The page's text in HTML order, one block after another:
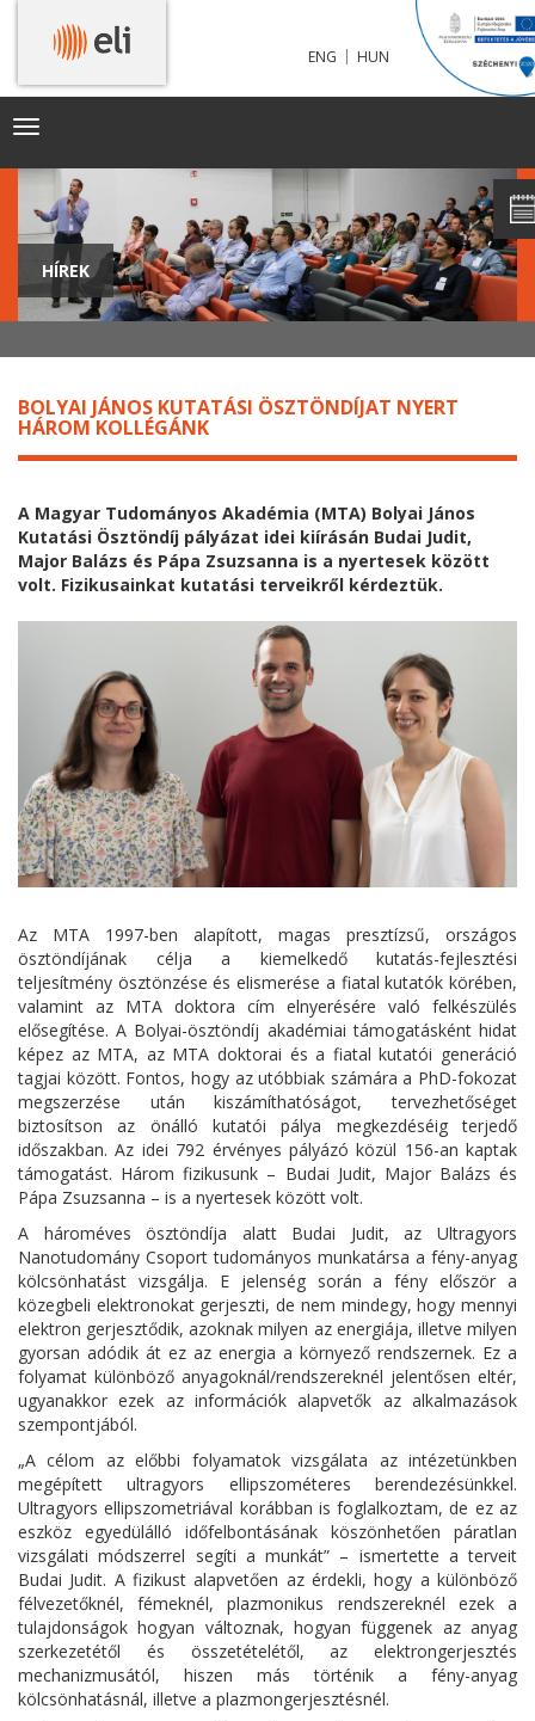
ENG | HUN
Toggle
HÍREK
BOLYAI JÁNOS KUTATÁSI ÖSZTÖNDÍJAT NYERT
HÁROM KOLLÉGÁNK
A Magyar Tudományos Akadémia (MTA) Bolyai János
Kutatási Ösztöndíj pályázat idei kiírásán Budai Judit,
Major Balázs és Pápa Zsuzsanna is a nyertesek között
volt. Fizikusainkat kutatási terveikről kérdeztük.
Az MTA 1997-ben alapított, magas presztízsű, országos
ösztöndíjának célja a kiemelkedő kutatás-fejlesztési
teljesítmény ösztönzése és elismerése a fiatal kutatók körében,
valamint az MTA doktora cím elnyerésére való felkészülés
elősegítése. A Bolyai-ösztöndíj akadémiai támogatásként hidat
képez az MTA, az MTA doktorai és a fiatal kutatói generáció
tagjai között. Fontos, hogy az utóbbiak számára a PhD-fokozat
megszerzése után kiszámíthatóságot, tervezhetőséget
biztosítson az önálló kutatói pálya megkezdéséig terjedő
időszakban. Az idei 792 érvényes pályázó közül 156-an kaptak
támogatást. Három fizikusunk – Budai Judit, Major Balázs és
Pápa Zsuzsanna – is a nyertesek között volt.
A hároméves ösztöndíja alatt Budai Judit, az Ultragyors
Nanotudomány Csoport tudományos munkatársa a fény-anyag
kölcsönhatást vizsgálja. E jelenség során a fény először a
közegbeli elektronokat gerjeszti, de nem mindegy, hogy mennyi
elektron gerjesztődik, azoknak milyen az energiája, illetve milyen
gyorsan adódik át ez az energia a környező rendszernek. Ez a
folyamat különböző anyagoknál/rendszereknél jelentősen eltér,
ugyanakkor ezek az információk alapvetők az alkalmazások
szempontjából.
„A célom az előbbi folyamatok vizsgálata az intézetünkben
megépített ultragyors ellipszométeres berendezésünkkel.
Ultragyors ellipszometriával korábban is foglalkoztam, de ez az
eszköz egyedülálló időfelbontásának köszönhetően páratlan
vizsgálati módszerrel segíti a munkát” – ismertette a terveit
Budai Judit. A fizikust alapvetően az érdekli, hogy a különböző
félvezetőknél, fémeknél, plazmonikus rendszereknél ezek a
tulajdonságok hogyan változnak, hogyan függenek az anyag
szerkezetétől és összetételétől, az elektrongerjesztés
mechanizmusától, hiszen más történik a fény-anyag
kölcsönhatásnál, illetve a plazmongerjesztésnél.